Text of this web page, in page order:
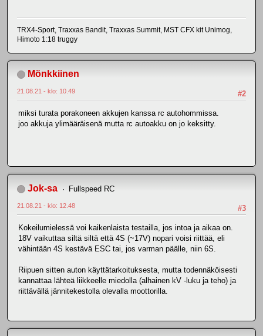
TRX4-Sport, Traxxas Bandit, Traxxas Summit, MST CFX kit Unimog,
Himoto 1:18 truggy
Mönkkiinen
#2
21.08.21 - klo: 10.49
miksi turata porakoneen akkujen kanssa rc autohommissa.
joo akkuja ylimääräisenä mutta rc autoakku on jo keksitty.
Jok-sa Fullspeed RC
#3
21.08.21 - klo: 12.48
Kokeilumielessä voi kaikenlaista testailla, jos intoa ja aikaa on.
18V vaikuttaa siltä siltä että 4S (~17V) nopari voisi riittää, eli
vähintään 4S kestävä ESC tai, jos varman päälle, niin 6S.
Riipuen sitten auton käyttätarkoituksesta, mutta todennäköisesti
kannattaa lähteä liikkeelle miedolla (alhainen kV -luku ja teho) ja
riittävällä jännitekestolla olevalla moottorilla.